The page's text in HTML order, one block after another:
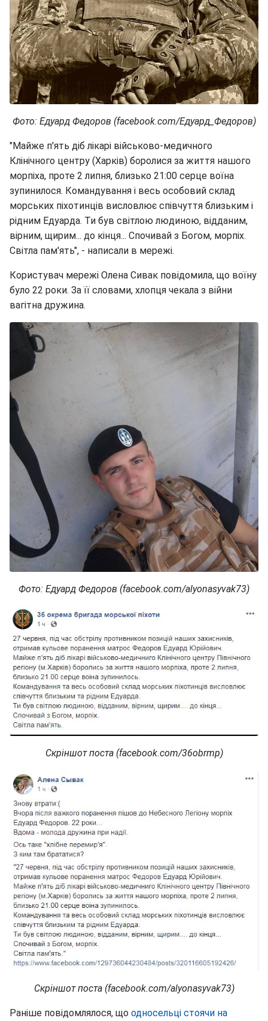
Фото: Едуард Федоров (facebook.com/Едуард_Федоров)
"Майже п'ять діб лікарі військово-медичного
Клінічного центру (Харків) боролися за життя нашого
морпіха, проте 2 липня, близько 21:00 серце воїна
зупинилося. Командування і весь особовий склад
морських піхотинців висловлює співчуття близьким і
рідним Едуарда. Ти був світлою людиною, відданим,
вірним, щирим... до кінця... Спочивай з Богом, морпіх.
Світла пам'ять", - написали в мережі.
Користувач мережі Олена Сивак повідомила, що воїну
було 22 роки. За її словами, хлопця чекала з війни
вагітна дружина.
Фото: Едуард Федоров (facebook.com/alyonasyvak73)
Скріншот поста (facebook.com/36obrmp)
Скріншот поста (facebook.com/alyonasyvak73)
Раніше повідомлялося, що односельці стоячи на